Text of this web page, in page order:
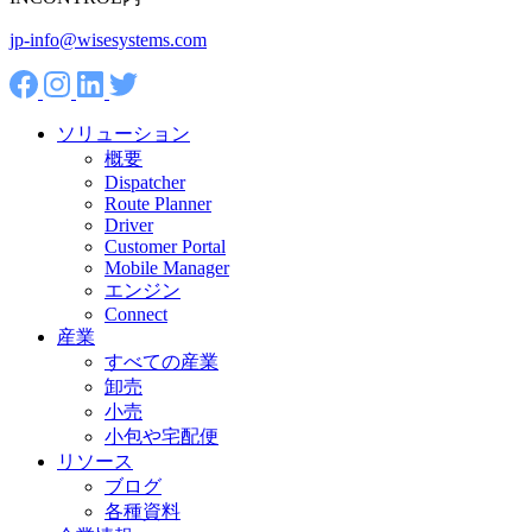
jp-info@wisesystems.com
ソリューション
概要
Dispatcher
Route Planner
Driver
Customer Portal
Mobile Manager
エンジン
Connect
産業
すべての産業
卸売
小売
小包や宅配便
リソース
ブログ
各種資料